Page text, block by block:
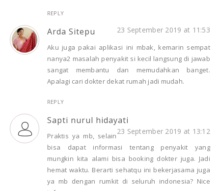
REPLY
Arda Sitepu 23 September 2019 at 11:53
Aku juga pakai aplikasi ini mbak, kemarin sempat
nanya2 masalah penyakit si kecil langsung di jawab
sangat membantu dan memudahkan banget.
Apalagi cari dokter dekat rumah jadi mudah.
REPLY
Sapti nurul hidayati
23 September 2019 at 13:12
Praktis ya mb, selain
bisa dapat informasi tentang penyakit yang
mungkin kita alami bisa booking dokter juga. Jadi
hemat waktu. Berarti sehatqu ini bekerjasama juga
ya mb dengan rumkit di seluruh indonesia? Nice